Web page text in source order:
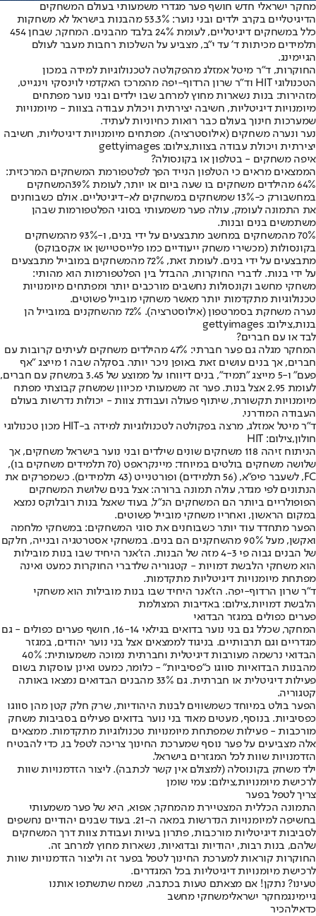
מחקר ישראלי חדש חושף פער מגדרי משמעותי בעולם המשחקים
הדיגיטליים בקרב ילדים ובני נוער: 53.3% מהבנות בישראל לא משחקות
כלל במשחקים דיגיטליים, לעומת 24% בלבד מהבנים. המחקר, שבחן 454
תלמידים מכיתות ד' עד י"ב, מצביע על השלכות רחבות מעבר לעולם
הגיימינג.
החוקרות, ד"ר מיטל אמזלג מהפקולטה לטכנולוגיות למידה במכון
הטכנולוגי HIT וד"ר שרון הרדוף-יפה מהמרכז האקדמי לוינסקי וינגייט,
מזהירות: בנות נשארות מחוץ למרחב שבו ילדים ובני נוער מפתחים
מיומנויות דיגיטליות, חשיבה יצירתית ויכולת עבודה בצוות - מיומנויות
שמערכות חינוך בעולם כבר רואות כחיוניות לעתיד.
נער ונערה משחקים (אילוסטרציה). מפתחים מיומנויות דיגיטליות, חשיבה
יצירתית ויכולת עבודה בצוות,צילום: gettyimages
איפה משחקים - בטלפון או בקונסולה?
הממצאים מראים כי הטלפון הנייד הפך לפלטפורמת המשחקים המרכזית:
64% מהילדים משחקים בו שעה ביום או יותר, לעומת 39%
המשחקים
במחשב
ורק כ-13% שמשחקים במשחקים לא-דיגיטליים. אולם כשבוחנים
את התמונה לעומק, עולה פער משמעותי בסוגי הפלטפורמות שבהן
משתמשים בנים ובנות.
70% מהמשחקים במחשב מתבצעים על ידי בנים, ו-93% מהמשחקים
בקונסולות (מכשירי משחק ייעודיים כמו פלייסטיישן או אקסבוקס)
מתבצעים על ידי בנים. לעומת זאת, 72% מהמשחקים במובייל מתבצעים
על ידי בנות. לדברי החוקרות, ההבדל בין הפלטפורמות הוא מהותי:
משחקי מחשב וקונסולות נחשבים מורכבים יותר ומפתחים מיומנויות
טכנולוגיות מתקדמות יותר מאשר משחקי מובייל פשוטים.
נערה משחקת בסמרטפון (אילוסטרציה). 72% מהשחקנים במובייל הן
בנות,צילום: gettyimages
לבד או עם חברים?
המחקר מגלה גם פער חברתי: 47% מהילדים משחקים לעיתים קרובות עם
חברים, אך בנים עושים זאת באופן ניכר יותר. בסקלה שבה 1 מייצג "אף
פעם" ו-5 מייצג "תמיד", בנים דיווחו על ממוצע של 3.45 במשחק עם חברים,
לעומת 2.95 אצל בנות. פער זה משמעותי מכיוון שמשחק קבוצתי מפתח
מיומנויות תקשורת, שיתוף פעולה ועבודת צוות - יכולות נדרשות בעולם
העבודה המודרני.
ד"ר מיטל אמזלג, מרצה בפקולטה לטכנולוגיות למידה ב-HIT מכון טכנולוגי
חולון,צילום: HIT
הניתוח זיהה 118 משחקים שונים שילדים ובני נוער בישראל משחקים, אך
שלושה משחקים בולטים במיוחד: מיינקראפט (70 תלמידים משחקים בו),
FC, לשעבר פיפ"א, (56 תלמידים) ופורטנייט (43 תלמידים). כשמפרקים את
הנתונים לפי מגדר, עולה תמונה ברורה: אצל בנים שלושת המשחקים
הפופולריים ביותר הם המשחקים הנ"ל, בעוד שאצל בנות רובלוקס נמצא
במקום הראשון, ואחריו משחקי מובייל פשוטים.
הפער מתחדד עוד יותר כשבוחנים את סוגי המשחקים: במשחקי מלחמה
ואקשן, מעל 90% מהשחקנים הם בנים. במשחקי אסטרטגיה ובנייה, חלקם
של הבנים גבוה פי 4-3 מזה של הבנות. הז'אנר היחיד שבו בנות מובילות
הוא משחקי הלבשת דמויות - קטגוריה שלדברי החוקרות כמעט ואינה
מפתחת מיומנויות דיגיטליות מתקדמות.
ד"ר שרון הרדוף-יפה. הז'אנר היחיד שבו בנות מובילות הוא משחקי
הלבשת דמויות,צילום: באדיבות המצולמת
פערים כפולים במגזר הבדואי
המחקר, שכלל גם בני נוער בדואים בגילאי 16-14, חושף פערים כפולים - גם
מגדריים וגם תרבותיים. בניגוד לממצאים אצל בני נוער יהודים, במגזר
הבדואי נרשמה מעורבות דיגיטלית וחברתית נמוכה משמעותית: 40%
מהבנות הבדואיות סווגו כ"פסיביות" - כלומר, כמעט ואינן עוסקות בשום
פעילות דיגיטלית או חברתית. גם 33% מהבנים הבדואים נמצאו באותה
קטגוריה.
הפער בולט במיוחד כשמשווים לבנות היהודיות, שרק חלק קטן מהן סווגו
כפסיביות. בנוסף, מעטים מאוד בני נוער בדואים פעילים בסביבות משחק
מורכבות - פעילות שמפתחת מיומנויות טכנולוגיות מתקדמות. ממצאים
אלה מצביעים על פער נוסף שמערכת החינוך צריכה לטפל בו, כדי להבטיח
הזדמנויות שוות לכל המגזרים בישראל.
ילד משחק בקונוסלה (למצולם אין קשר לכתבה). ליצור הזדמנויות שוות
לרכישת מיומנויות,צילום: עמי שומן
צריך לטפל בפער
התמונה הכללית המצטיירת מהמחקר, אפוא, היא של פער משמעותי
בחשיפה למיומנויות הנדרשות במאה ה-21. בעוד שבנים יהודיים נחשפים
לסביבות דיגיטליות מורכבות, פתרון בעיות ועבודת צוות דרך המשחקים
שלהם, בנות רבות, יהודיות ובדואיות, נשארות מחוץ למרחב זה.
החוקרות קוראות למערכת החינוך לטפל בפער זה וליצור הזדמנויות שוות
לרכישת מיומנויות דיגיטליות בכל המגדרים.
טעינו? נתקן! אם מצאתם טעות בכתבה, נשמח שתשתפו אותנו
גיימינגמחקר ישראלימשחקי מחשב
כדאילהכיר